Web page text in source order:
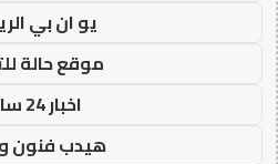
يو ان بي
موقع حالة
اخبار 24 ساعة
هيدب فنون